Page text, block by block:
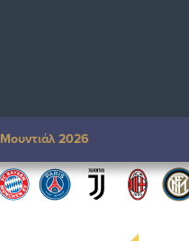
Μουντιάλ 2026